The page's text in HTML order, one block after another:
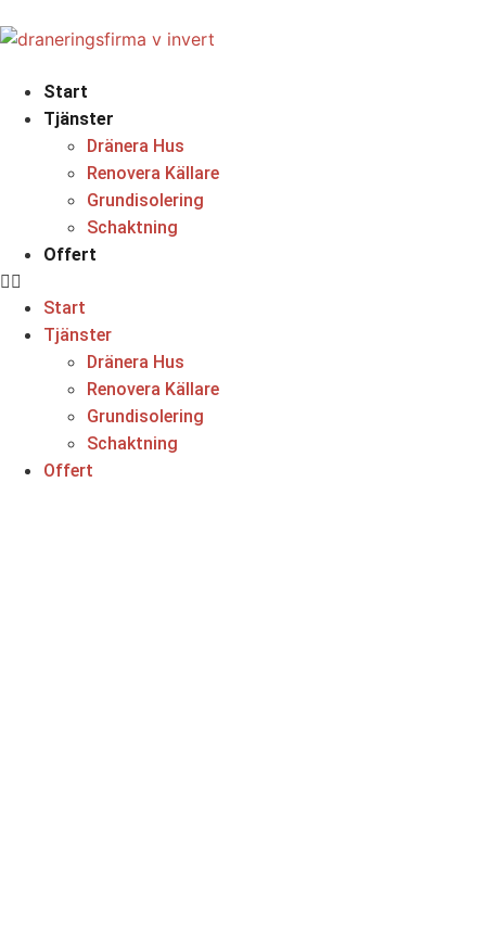
Start
Tjänster
Dränera Hus
Renovera Källare
Grundisolering
Schaktning
Offert
Start
Tjänster
Dränera Hus
Renovera Källare
Grundisolering
Schaktning
Offert